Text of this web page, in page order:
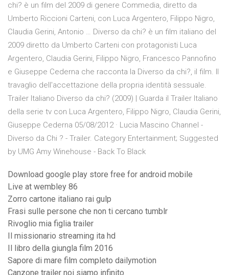
chi? è un film del 2009 di genere Commedia, diretto da
Umberto Riccioni Carteni, con Luca Argentero, Filippo Nigro,
Claudia Gerini, Antonio … Diverso da chi? è un film italiano del
2009 diretto da Umberto Carteni con protagonisti Luca
Argentero, Claudia Gerini, Filippo Nigro, Francesco Pannofino
e Giuseppe Cederna che racconta la Diverso da chi?, il film. Il
travaglio dell'accettazione della propria identità sessuale.
Trailer Italiano Diverso da chi? (2009) | Guarda il Trailer Italiano
della serie tv con Luca Argentero, Filippo Nigro, Claudia Gerini,
Giuseppe Cederna 05/08/2012 · Lucia Mascino Channel -
Diverso da Chi ? - Trailer. Category Entertainment; Suggested
by UMG Amy Winehouse - Back To Black
Download google play store free for android mobile
Live at wembley 86
Zorro cartone italiano rai gulp
Frasi sulle persone che non ti cercano tumblr
Rivoglio mia figlia trailer
Il missionario streaming ita hd
Il libro della giungla film 2016
Sapore di mare film completo dailymotion
Canzone trailer noi siamo infinito